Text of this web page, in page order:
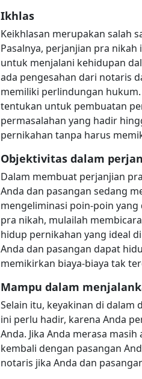
Ikhlas
Keikhlasan merupakan salah
Pasalnya, perjanjian pra
untuk menjalani kehidupan
ada pengesahan dari notaris
memiliki perlindungan
tentukan untuk pembuatan
permasalahan yang hadir
pernikahan tanpa harus
Objektivitas dalam
Dalam membuat perjanjian
Anda dan pasangan sedang
mengeliminasi poin-poin
pra nikah, mulailah
hidup pernikahan yang ideal
Anda dan pasangan dapat
memikirkan biaya-biaya tak
Mampu dalam
Selain itu, keyakinan di dalam
ini perlu hadir, karena Anda
Anda. Jika Anda merasa
kembali dengan pasangan
notaris jika Anda dan